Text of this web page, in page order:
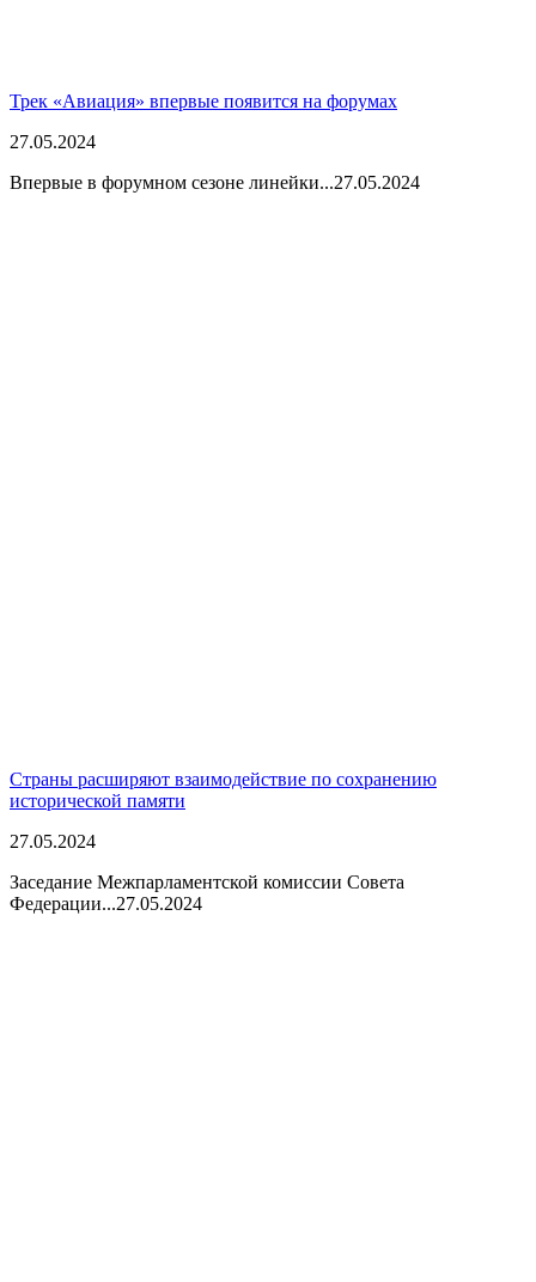
Трек «Авиация» впервые появится на форумах
27.05.2024
Впервые в форумном сезоне линейки...27.05.2024
Страны расширяют взаимодействие по сохранению
исторической памяти
27.05.2024
Заседание Межпарламентской комиссии Совета
Федерации...27.05.2024